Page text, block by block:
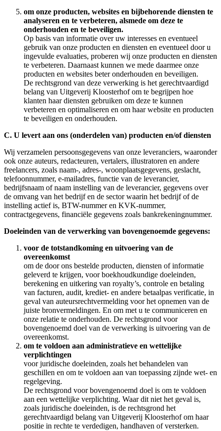
om onze producten, websites en bijbehorende diensten te
analyseren en te verbeteren, alsmede om deze te
onderhouden en te beveiligen.
Op basis van informatie over uw interesses en eventueel
gebruik van onze producten en diensten en eventueel door u
ingevulde evaluaties, proberen wij onze producten en diensten
te verbeteren. Daarnaast kunnen we mede daarmee onze
producten en websites beter onderhouden en beveiligen.
De rechtsgrond van deze verwerking is het gerechtvaardigd
belang van Uitgeverij Kloosterhof om te begrijpen hoe
klanten haar diensten gebruiken om deze te kunnen
verbeteren en optimaliseren en om haar website en producten
te beveiligen en onderhouden.
C. U levert aan ons (onderdelen van) producten en/of diensten
Wij verzamelen persoonsgegevens van onze leveranciers, waaronder
ook onze auteurs, redacteuren, vertalers, illustratoren en andere
freelancers, zoals naam-, adres-, woonplaatsgegevens, geslacht,
telefoonnummer, e-mailadres, functie van de leverancier,
bedrijfsnaam of naam instelling van de leverancier, gegevens over
de omvang van het bedrijf en de sector waarin het bedrijf of de
instelling actief is, BTW-nummer en KVK-nummer,
contractgegevens, financiële gegevens zoals bankrekeningnummer.
Doeleinden van de verwerking van bovengenoemde gegevens:
voor de totstandkoming en uitvoering van de
overeenkomst
om de door ons bestelde producten, diensten of informatie
geleverd te krijgen, voor boekhoudkundige doeleinden,
berekening en uitkering van royalty’s, controle en betaling
van facturen, audit, krediet- en andere betaalpas verificatie, in
geval van auteursrechtvermelding voor het opnemen van de
juiste bronvermeldingen. En om met u te communiceren en
onze relatie te onderhouden. De rechtsgrond voor
bovengenoemd doel van de verwerking is uitvoering van de
overeenkomst.
om te voldoen aan administratieve en wettelijke
verplichtingen
voor juridische doeleinden, zoals het behandelen van
geschillen en om te voldoen aan van toepassing zijnde wet- en
regelgeving.
De rechtsgrond voor bovengenoemd doel is om te voldoen
aan een wettelijke verplichting. Waar dit niet het geval is,
zoals juridische doeleinden, is de rechtsgrond het
gerechtvaardigd belang van Uitgeverij Kloosterhof om haar
positie in rechte te verdedigen, handhaven of versterken.